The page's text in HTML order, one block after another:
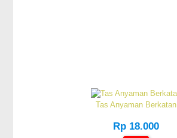
Tas Anyaman Berkatan
Rp 18.000